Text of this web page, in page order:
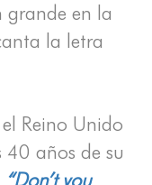
grande en la
la letra
Reino Unido
40 años de su
“Don’t you